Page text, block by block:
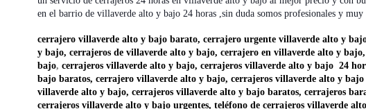
en el barrio de villaverde alto y bajo 24 horas ,sin duda somos profesionales y muy
cerrajero villaverde alto y bajo barato, cerrajero urgente villaverde alto y
y bajo, cerrajeros de villaverde alto y bajo, cerrajero en villaverde alto y
bajo,cerrajeros villaverde alto y bajo, cerrajeros villaverde alto y bajo 24
bajo baratos, cerrajero villaverde alto y bajo, cerrajeros villaverde alto y bajo
villaverde alto y bajo, cerrajeros villaverde alto y bajo baratos, cerrajeros
cerrajeros villaverde alto y bajo urgentes, teléfono de cerrajeros villaverde